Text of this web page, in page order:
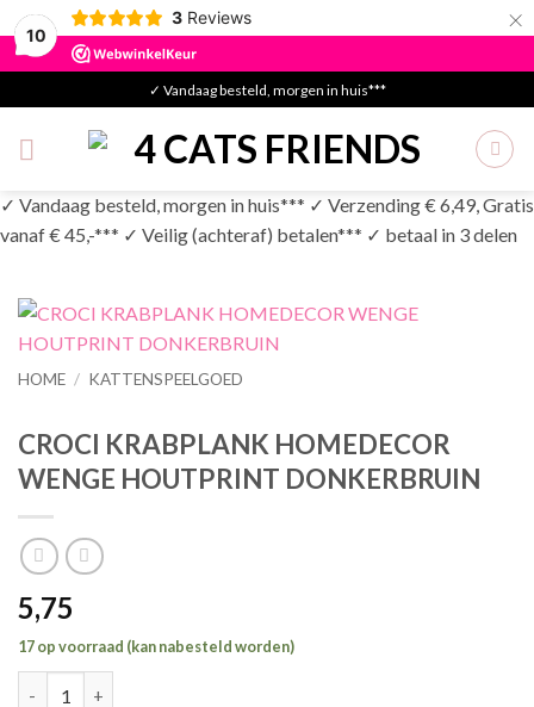
10
3 Reviews ×
to
content
✓ Vandaag besteld, morgen in huis***
✓ Vandaag besteld, morgen in huis*** ✓ Verzending € 6,49, Gratis
vanaf € 45,-*** ✓ Veilig (achteraf) betalen*** ✓ betaal in 3 delen
HOME / KATTENSPEELGOED
CROCI KRABPLANK HOMEDECOR
WENGE HOUTPRINT DONKERBRUIN
5,75
17 op voorraad (kan nabesteld worden)